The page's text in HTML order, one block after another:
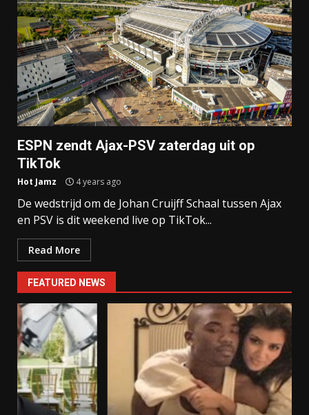
ESPN zendt Ajax-PSV zaterdag uit op
TikTok
Hot Jamz 4 years ago
De wedstrijd om de Johan Cruijff Schaal tussen Ajax
en PSV is dit weekend live op TikTok...
Read More
FEATURED NEWS